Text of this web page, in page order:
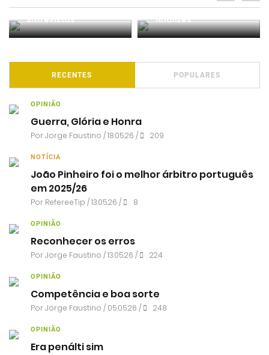
Entrevistas Análises
RECENTES POPULARES
OPINIÃO
Guerra, Glória e Honra
PorJorge Faustino / 18.05.26 / 209
NOTÍCIA
João Pinheiro foi o melhor árbitro português
em 2025/26
Por RefereeTip / 13.05.26 / 8
OPINIÃO
Reconhecer os erros
PorJorge Faustino / 13.05.26 / 224
OPINIÃO
Competência e boa sorte
PorJorge Faustino / 05.05.26 / 248
OPINIÃO
Era penálti sim